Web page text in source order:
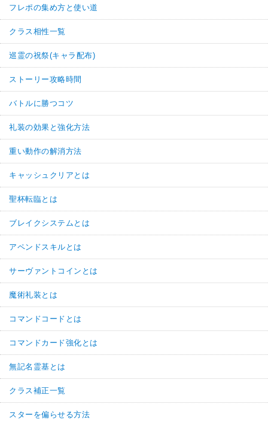
フレポの集め方と使い道
クラス相性一覧
巡霊の祝祭(キャラ配布)
ストーリー攻略時間
バトルに勝つコツ
礼装の効果と強化方法
重い動作の解消方法
キャッシュクリアとは
聖杯転臨とは
ブレイクシステムとは
アペンドスキルとは
サーヴァントコインとは
魔術礼装とは
コマンドコードとは
コマンドカード強化とは
無記名霊基とは
クラス補正一覧
スターを偏らせる方法